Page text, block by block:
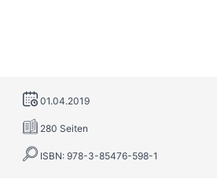
01.04.2019
280 Seiten
ISBN: 978-3-85476-598-1